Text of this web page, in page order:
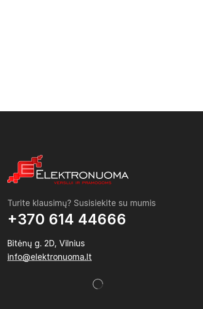
Turite klausimų? Susisiekite su mumis
+370 614 44666
Bitėnų g. 2D, Vilnius
info@elektronuoma.lt